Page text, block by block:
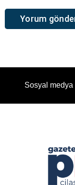
Sosyal medya